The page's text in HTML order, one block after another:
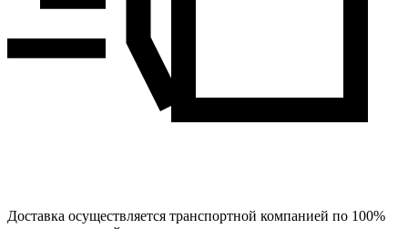
Доставка осуществляется транспортной компанией по 100%